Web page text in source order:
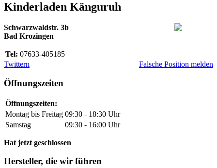
Kinderladen Känguruh
Schwarzwaldstr. 3b
Bad Krozingen
Tel: 07633-405185
Falsche Position melden
Twittern
Öffnungszeiten
Öffnungszeiten:
Montag bis Freitag 09:30 - 18:30 Uhr
Samstag
09:30 - 16:00 Uhr
Hat jetzt geschlossen
Hersteller, die wir führen